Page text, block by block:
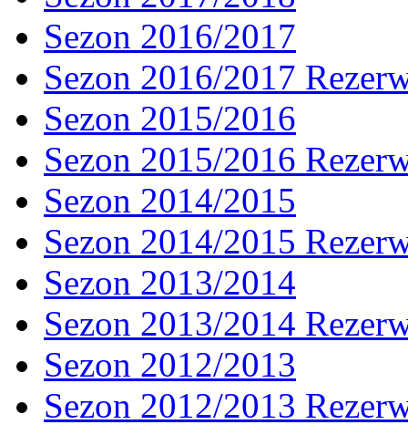
Sezon 2016/2017
Sezon 2016/2017
Sezon 2015/2016
Sezon 2015/2016
Sezon 2014/2015
Sezon 2014/2015
Sezon 2013/2014
Sezon 2013/2014
Sezon 2012/2013
Sezon 2012/2013